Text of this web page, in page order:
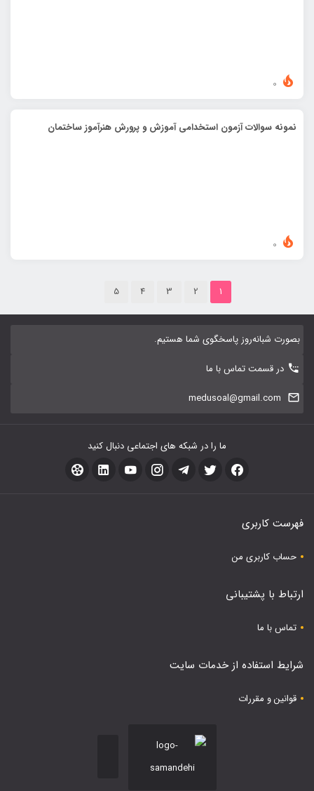
نمونه سوالات آزمون استخدامی آموزش و پرورش هنرآموز ساختمان
1
2
3
4
5
بصورت شبانه‌روز پاسخگوی شما هستیم.
در قسمت تماس با ما
medusoal@gmail.com
ما را در شبکه های اجتماعی دنبال کنید
فهرست کاربری
حساب کاربری من
ارتباط با پشتیبانی
تماس با ما
شرایط استفاده از خدمات سایت
قوانین و مقررات